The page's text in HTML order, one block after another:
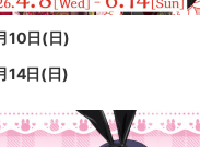
10日(日)
14日(日)